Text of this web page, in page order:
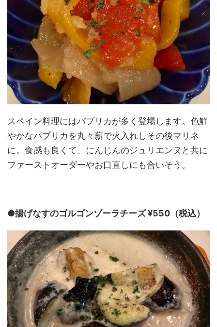
スペイン料理にはパプリカが多く登場します。色鮮
やかなパプリカを丸々薪で火入れしその後マリネ
に。食感も良くて、にんじんのジュリエンヌと共に
ファーストオーダーやお口直しにも合いそう。
●揚げなすのゴルゴンゾーラチーズ ¥550（税込）